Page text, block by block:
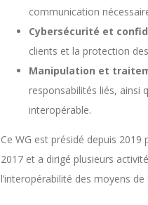
communication
Cybersécurité et
clients et la protection
Manipulation et
responsabilités liés, ainsi
interopérable.
Ce WG est présidé depuis 2019
2017 et a dirigé plusieurs
l’interopérabilité des moyens